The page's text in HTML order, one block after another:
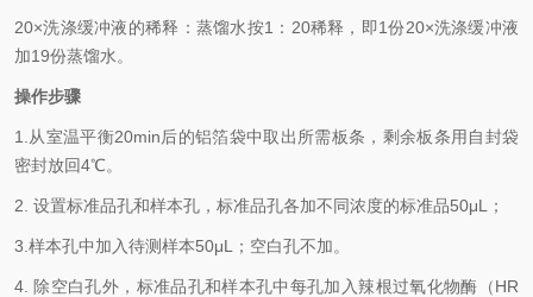
20×洗涤缓冲液的稀释：蒸馏水按1 ： 20稀释，即1份20×洗涤缓冲液
加19份蒸馏水。
操作步骤
1. 从室温平衡20min后的铝箔袋中取出所需板条，剩余板条用自封袋
密封放回4℃。
2. 设置标准品孔和样本孔，标准品孔各加不同浓度的标准品50μL ；
3. 样本孔中加 入待测样本50μL ；空白孔不加。
4. 除空白孔外，标准品孔和样本孔中每孔加入辣根过氧化物酶（HR